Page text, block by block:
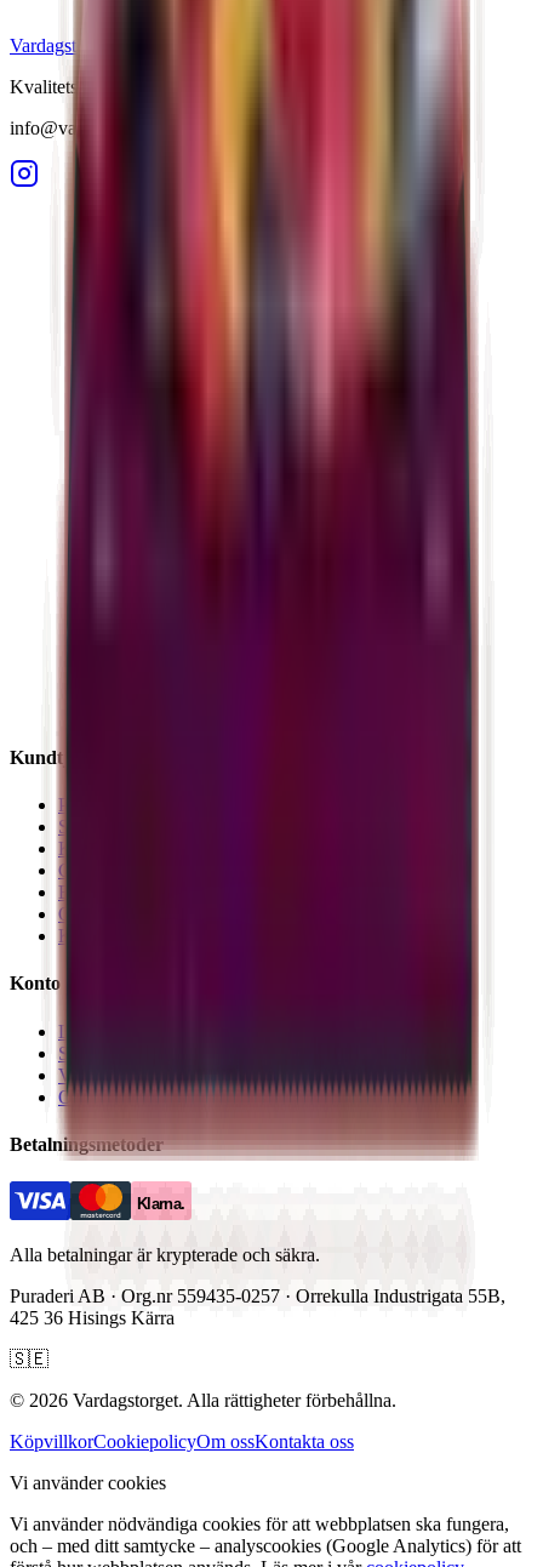
Vardagstorget
Kvalitetsprodukter till lägsta pris.
info@vardagstorget.se
Kundtjänst
Produkter
Spåra order
Köpvillkor
Cookiepolicy
Blogg
Om oss
Kontakta oss
Konto
Logga in
Skapa konto
Varukorg
Orderhistorik
Betalningsmetoder
Klarna.
Alla betalningar är krypterade och säkra.
Puraderi AB · Org.nr 559435-0257 · Orrekulla Industrigata 55B,
425 36 Hisings Kärra
🇸🇪
© 2026 Vardagstorget. Alla rättigheter förbehållna.
KöpvillkorCookiepolicyOm ossKontakta oss
Vi använder cookies
Vi använder nödvändiga cookies för att webbplatsen ska fungera,
och – med ditt samtycke – analyscookies (Google Analytics) för att